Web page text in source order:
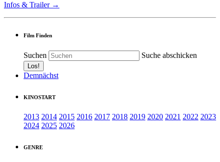
Infos & Trailer →
Film Finden
Suchen Suche abschicken
Demnächst
KINOSTART
2013 2014 2015 2016 2017 2018 2019 2020 2021 2022 2023
2024 2025 2026
GENRE